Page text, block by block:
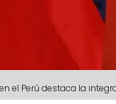
el Perú destaca la